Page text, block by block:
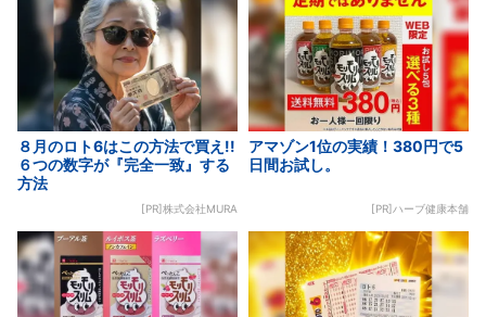
８月のロト6はこの方法で買え!!
６つの数字が『完全一致』する
方法
[PR]株式会社MURA
アマゾン1位の実績！380円で5
日間お試し。
[PR]ハーブ健康本舗